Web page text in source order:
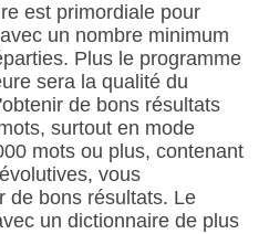
est primordiale pour
un nombre minimum
Plus le programme
sera la qualité du
de bons résultats
surtout en mode
mots ou plus, contenant
vous
de bons résultats. Le
un dictionnaire de plus